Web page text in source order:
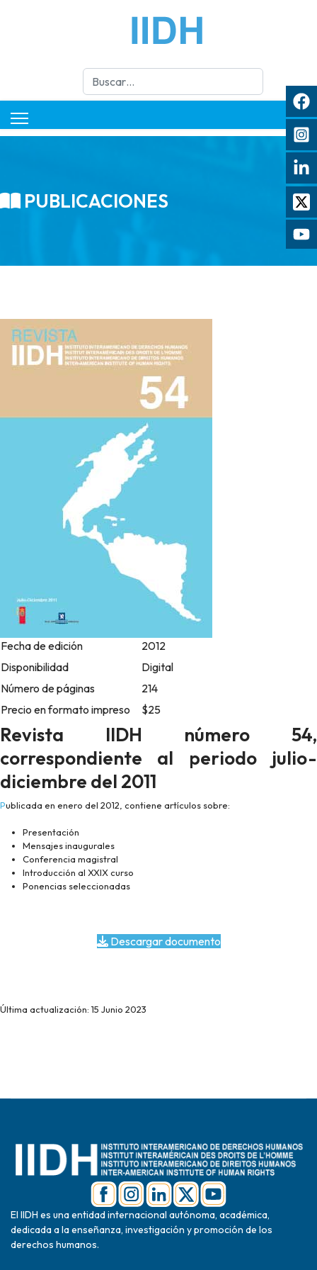
Buscar
PUBLICACIONES
Fecha de edición
2012
Disponibilidad
Digital
Número de páginas
214
Precio en formato impreso
$25
Revista IIDH número 54,
correspondiente al periodo julio-
diciembre del 2011
Publicada en enero del 2012, contiene artículos sobre:
Presentación
Mensajes inaugurales
Conferencia magistral
Introducción al XXIX curso
Ponencias seleccionadas
Descargar documento
Última actualización: 15 Junio 2023
El IIDH es una entidad internacional autónoma, académica,
dedicada a la enseñanza, investigación y promoción de los
derechos humanos.